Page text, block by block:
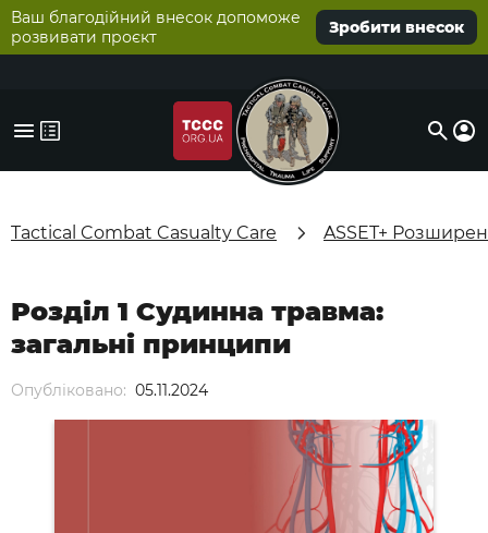
Ваш благодійний внесок допоможе
розвивати проєкт
Зробити внесок
Tactical Combat Casualty Care ASSET+
Опубліковано: 05.11.2024
Розділ 1 Судинна травма:
загальні принципи